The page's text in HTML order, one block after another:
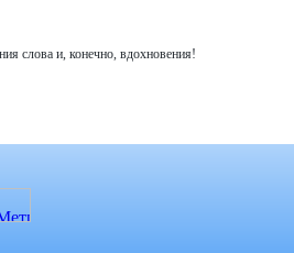
слова и, конечно, вдохновения!